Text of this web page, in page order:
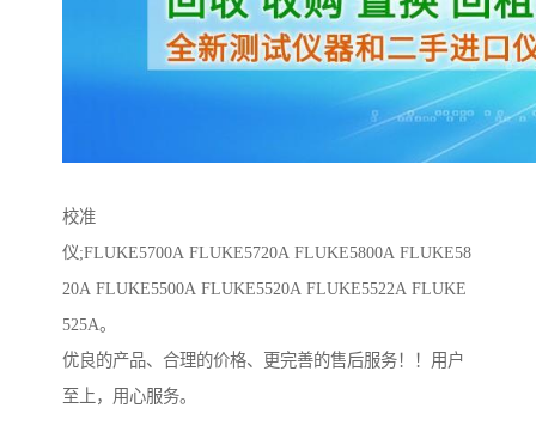
校准
仪;FLUKE5700A FLUKE5720A FLUKE5800A FLUKE58
20A FLUKE5500A FLUKE5520A FLUKE5522A FLUKE
525A。
优良的产品、合理的价格、更完善的售后服务！！用户
至上，用心服务。